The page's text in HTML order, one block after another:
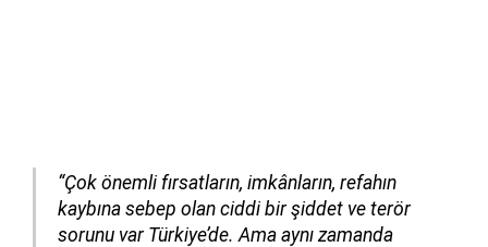
“Çok önemli fırsatların, imkânların, refahın
kaybına sebep olan ciddi bir şiddet ve terör
sorunu var Türkiye’de. Ama aynı zamanda